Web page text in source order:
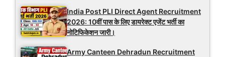
India Post PLI Direct Agent Recruitment
2026: 10वीं पास के लिए डायरेक्ट एजेंट भर्ती का
नोटिफिकेशन जारी।
Army Canteen Dehradun Recruitment